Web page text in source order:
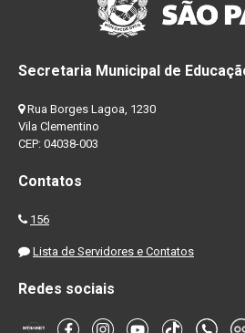
Secretaria Municipal de
Rua Borges Lagoa, 1230
Vila Clementino
CEP: 04038-003
Contatos
156
Lista de Servidores e Contatos
Redes sociais